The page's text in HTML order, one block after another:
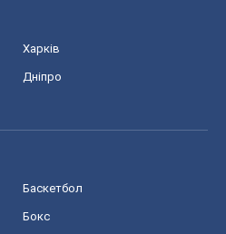
Харків
Дніпро
Баскетбол
Бокс